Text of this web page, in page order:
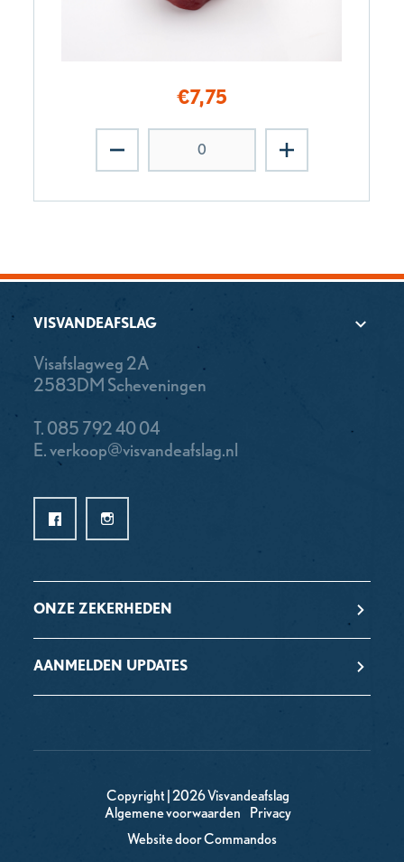
€7,75
VISVANDEAFSLAG
Visafslagweg 2A
2583DM Scheveningen
T. 085 792 40 04
E.verkoop@visvandeafslag.nl
ONZE ZEKERHEDEN
AANMELDEN UPDATES
Copyright | 2026 Visvandeafslag
Algemene voorwaarden
Privacy
Website door Commandos